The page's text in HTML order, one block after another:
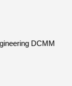
DCMM